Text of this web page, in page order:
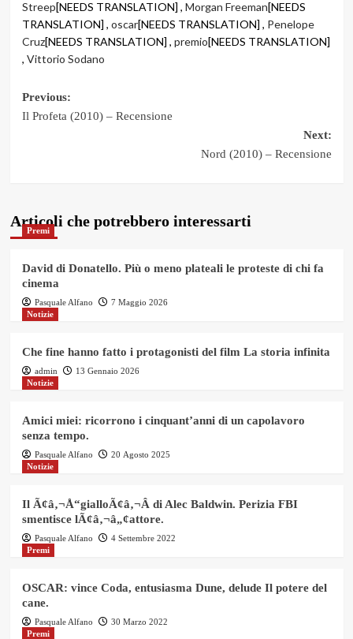
Streep[NEEDS TRANSLATION] , Morgan Freeman[NEEDS
TRANSLATION] , oscar[NEEDS TRANSLATION] , Penelope
Cruz[NEEDS TRANSLATION] , premio[NEEDS TRANSLATION]
, Vittorio Sodano
Post
Previous:
Il Profeta (2010) – Recensione
Next:
Nord (2010) – Recensione
Articoli che potrebbero interessarti
Premi
David di Donatello. Più o meno plateali le proteste di chi fa
cinema
Pasquale Alfano
7 Maggio 2026
Notizie
Che fine hanno fatto i protagonisti del film La storia infinita
admin
13 Gennaio 2026
Notizie
Amici miei: ricorrono i cinquant’anni di un capolavoro
senza tempo.
Pasquale Alfano
20 Agosto 2025
Notizie
Il Ã¢â‚¬Å“gialloÃ¢â‚¬Â di Alec Baldwin. Perizia FBI
smentisce lÃ¢â‚¬â„¢attore.
Pasquale Alfano
4 Settembre 2022
Premi
OSCAR: vince Coda, entusiasma Dune, delude Il potere del
cane.
Pasquale Alfano
30 Marzo 2022
Premi